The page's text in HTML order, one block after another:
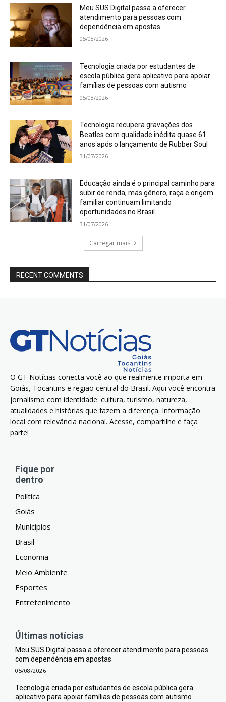
Meu SUS Digital passa a oferecer
atendimento para pessoas com
dependência em apostas
05/08/2026
Tecnologia criada por estudantes de
escola pública gera aplicativo para apoiar
famílias de pessoas com autismo
05/08/2026
Tecnologia recupera gravações dos
Beatles com qualidade inédita quase 61
anos após o lançamento de Rubber Soul
31/07/2026
Educação ainda é o principal caminho para
subir de renda, mas gênero, raça e origem
familiar continuam limitando
oportunidades no Brasil
31/07/2026
Carregar mais
RECENT COMMENTS
O GT Notícias conecta você ao que realmente importa em
Goiás, Tocantins e região central do Brasil. Aqui você encontra
jornalismo com identidade: cultura, turismo, natureza,
atualidades e histórias que fazem a diferença. Informação
local com relevância nacional. Acesse, compartilhe e faça
parte!
Fique por
dentro
Política
Goiás
Municípios
Brasil
Economia
Meio Ambiente
Esportes
Entretenimento
Últimas notícias
Meu SUS Digital passa a oferecer atendimento para pessoas
com dependência em apostas
05/08/2026
Tecnologia criada por estudantes de escola pública gera
aplicativo para apoiar famílias de pessoas com autismo